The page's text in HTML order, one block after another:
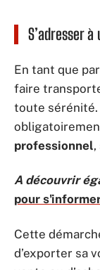
S’adresser
En tant que
faire
toute sérénité.
professionnel
A découvrir
pour
Cette
d’exporter sa